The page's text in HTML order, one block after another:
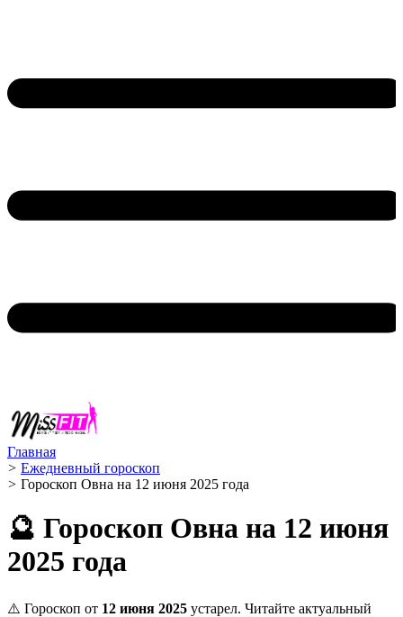
Главная
> Ежедневный гороскоп
> Гороскоп Овна на 12 июня 2025 года
🔮 Гороскоп Овна на 12 июня
2025 года
⚠️ Гороскоп от 12 июня 2025 устарел. Читайте актуальный